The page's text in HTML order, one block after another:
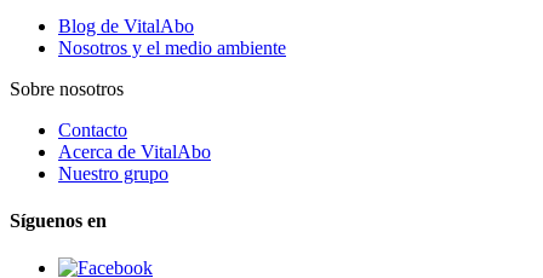
Blog de VitalAbo
Nosotros y el medio ambiente
Sobre nosotros
Contacto
Acerca de VitalAbo
Nuestro grupo
Síguenos en